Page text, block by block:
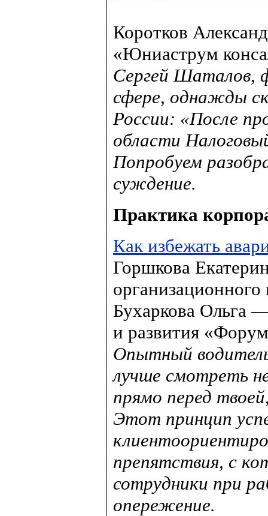
Коротков
«Юниаструм
Сергей Шаталов,
сфере, однажды
России: «После
области
Попробуем
суждение.
Практика
Как избежать
Горшкова
Бухаркова Ольга
и развития
Опытный
лучше смотреть
прямо перед
Этот принцип
препятствия, с
сотрудники при
опережение.